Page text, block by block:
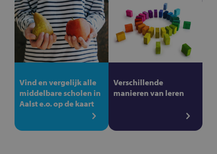
Vind en vergelijk alle
middelbare scholen in
Aalst e.o. op de kaart
Verschillende
manieren van leren